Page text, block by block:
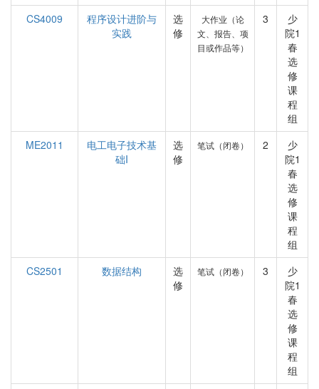
CS4009
程序设计进阶与
实践
选
修
大作业（论
文、报告、项
目或作品等）
3
少
院1
春
选
修
课
程
组
ME2011
电工电子技术基
础I
选
修
笔试（闭卷） 2
少
院1
春
选
修
课
程
组
CS2501
数据结构
选
修
笔试（闭卷） 3
少
院1
春
选
修
课
程
组